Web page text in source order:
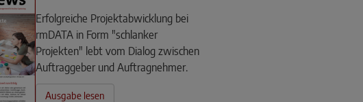
Erfolgreiche Projektabwicklung bei
rmDATA in Form "schlanker
Projekten" lebt vom Dialog zwischen
Auftraggeber und Auftragnehmer.
Ausgabe lesen